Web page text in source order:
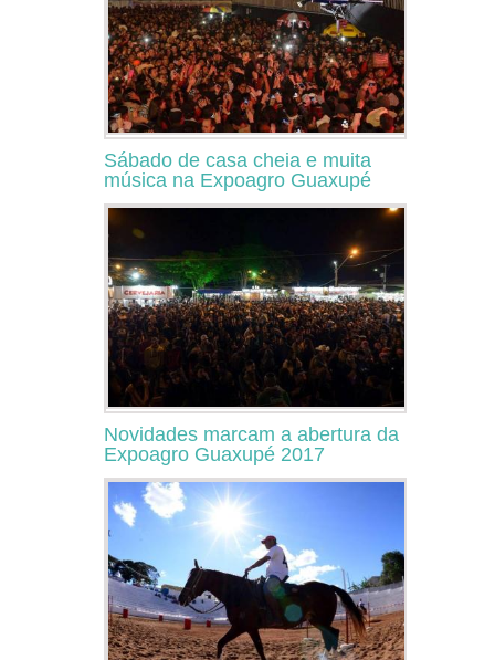
Sábado de casa cheia e muita
música na Expoagro Guaxupé
Novidades marcam a abertura da
Expoagro Guaxupé 2017